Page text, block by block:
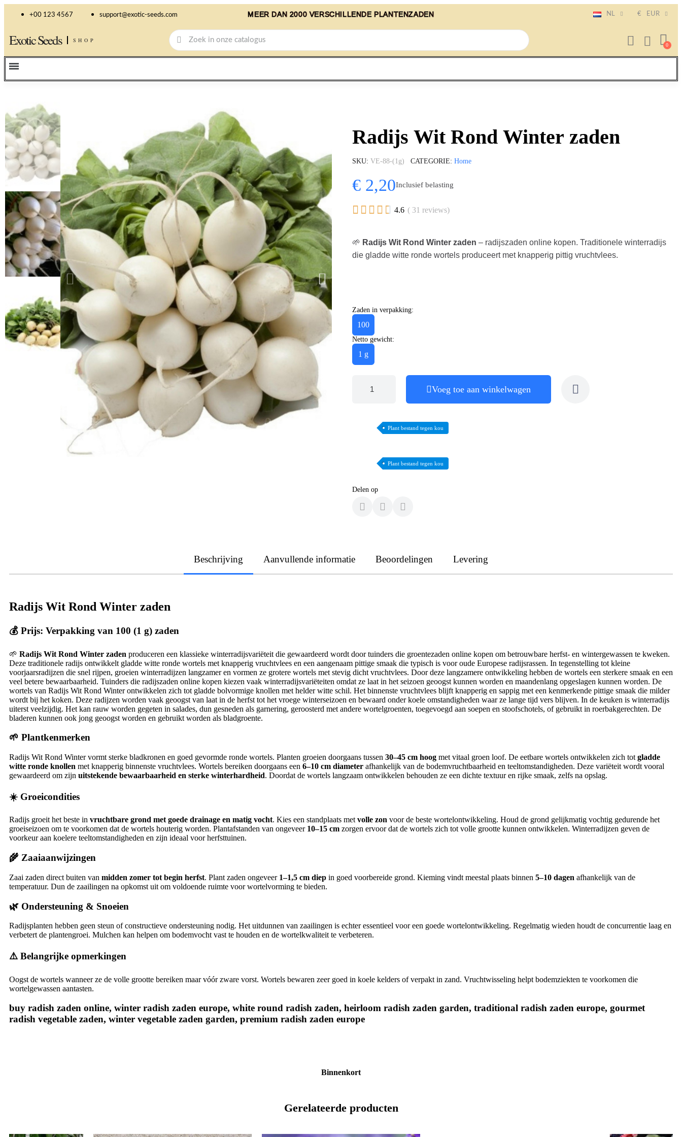
+00 123 4567 support@exotic-seeds.com MEER DAN 2000 VERSCHILLENDE PLANTENZADEN NL € EUR
Exotic Seeds SHOP
Radijs Wit Rond Winter zaden
SKU VE-88-(1g) CATEGORIE Home
€ 2,20Inclusief belasting
     4.6 ( 31 reviews)
🌱 Radijs Wit Rond Winter zaden – radijszaden online kopen. Traditionele winterradijs
die gladde witte ronde wortels produceert met knapperig pittig vruchtvlees.
Zaden in verpakking:
100
Netto gewicht:
1 g
Voeg toe aan winkelwagen
Plant bestand tegen kou
Plant bestand tegen kou
Delen op
Beschrijving Aanvullende informatie Beoordelingen Levering
Radijs Wit Rond Winter zaden
💰 Prijs: Verpakking van 100 (1 g) zaden
🌱 Radijs Wit Rond Winter zaden produceren een klassieke winterradijsvariëteit die gewaardeerd wordt door tuinders die groentezaden online kopen om betrouwbare herfst- en wintergewassen te kweken.
Deze traditionele radijs ontwikkelt gladde witte ronde wortels met knapperig vruchtvlees en een aangenaam pittige smaak die typisch is voor oude Europese radijsrassen. In tegenstelling tot kleine
voorjaarsradijzen die snel rijpen, groeien winterradijzen langzamer en vormen ze grotere wortels met stevig dicht vruchtvlees. Door deze langzamere ontwikkeling hebben de wortels een sterkere smaak en een
veel betere bewaarbaarheid. Tuinders die radijszaden online kopen kiezen vaak winterradijsvariëteiten omdat ze laat in het seizoen geoogst kunnen worden en maandenlang opgeslagen kunnen worden. De
wortels van Radijs Wit Rond Winter ontwikkelen zich tot gladde bolvormige knollen met helder witte schil. Het binnenste vruchtvlees blijft knapperig en sappig met een kenmerkende pittige smaak die milder
wordt bij het koken. Deze radijzen worden vaak geoogst van laat in de herfst tot het vroege winterseizoen en bewaard onder koele omstandigheden waar ze lange tijd vers blijven. In de keuken is winterradijs
uiterst veelzijdig. Het kan rauw worden gegeten in salades, dun gesneden als garnering, geroosterd met andere wortelgroenten, toegevoegd aan soepen en stoofschotels, of gebruikt in roerbakgerechten. De
bladeren kunnen ook jong geoogst worden en gebruikt worden als bladgroente.
🌱 Plantkenmerken
Radijs Wit Rond Winter vormt sterke bladkronen en goed gevormde ronde wortels. Planten groeien doorgaans tussen 30–45 cm hoog met vitaal groen loof. De eetbare wortels ontwikkelen zich tot gladde
witte ronde knollen met knapperig binnenste vruchtvlees. Wortels bereiken doorgaans een 6–10 cm diameter afhankelijk van de bodemvruchtbaarheid en teeltomstandigheden. Deze variëteit wordt vooral
gewaardeerd om zijn uitstekende bewaarbaarheid en sterke winterhardheid. Doordat de wortels langzaam ontwikkelen behouden ze een dichte textuur en rijke smaak, zelfs na opslag.
☀️ Groeicondities
Radijs groeit het beste in vruchtbare grond met goede drainage en matig vocht. Kies een standplaats met volle zon voor de beste wortelontwikkeling. Houd de grond gelijkmatig vochtig gedurende het
groeiseizoen om te voorkomen dat de wortels houterig worden. Plantafstanden van ongeveer 10–15 cm zorgen ervoor dat de wortels zich tot volle grootte kunnen ontwikkelen. Winterradijzen geven de
voorkeur aan koelere teeltomstandigheden en zijn ideaal voor herfsttuinen.
🌾 Zaaiaanwijzingen
Zaai zaden direct buiten van midden zomer tot begin herfst. Plant zaden ongeveer 1–1,5 cm diep in goed voorbereide grond. Kieming vindt meestal plaats binnen 5–10 dagen afhankelijk van de
temperatuur. Dun de zaailingen na opkomst uit om voldoende ruimte voor wortelvorming te bieden.
🌿 Ondersteuning & Snoeien
Radijsplanten hebben geen steun of constructieve ondersteuning nodig. Het uitdunnen van zaailingen is echter essentieel voor een goede wortelontwikkeling. Regelmatig wieden houdt de concurrentie laag en
verbetert de plantengroei. Mulchen kan helpen om bodemvocht vast te houden en de wortelkwaliteit te verbeteren.
⚠️ Belangrijke opmerkingen
Oogst de wortels wanneer ze de volle grootte bereiken maar vóór zware vorst. Wortels bewaren zeer goed in koele kelders of verpakt in zand. Vruchtwisseling helpt bodemziekten te voorkomen die
wortelgewassen aantasten.
buy radish zaden online, winter radish zaden europe, white round radish zaden, heirloom radish zaden garden, traditional radish zaden europe, gourmet
radish vegetable zaden, winter vegetable zaden garden, premium radish zaden europe
Binnenkort
Gerelateerde producten